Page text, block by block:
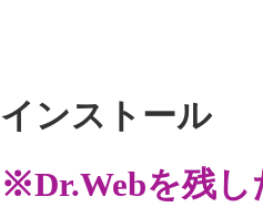
インストール
※Dr.Webを残し